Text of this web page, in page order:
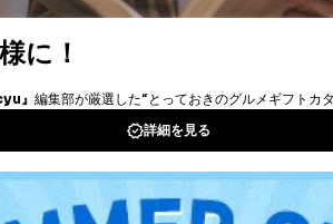
ごと１冊とは？